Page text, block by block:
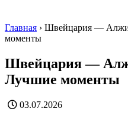
Главная › Швейцария —
моменты
Швейцария —
Лучшие моменты
03.07.2026